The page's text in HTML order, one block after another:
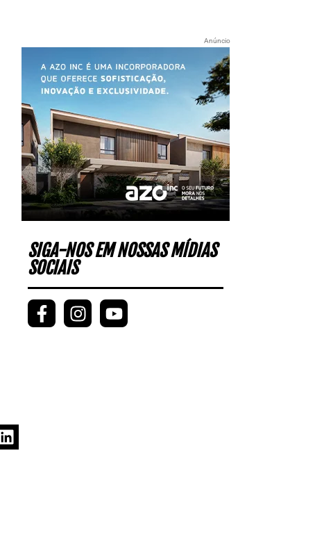
Anúncio
SIGA-NOS EM NOSSAS MÍDIAS
SOCIAIS